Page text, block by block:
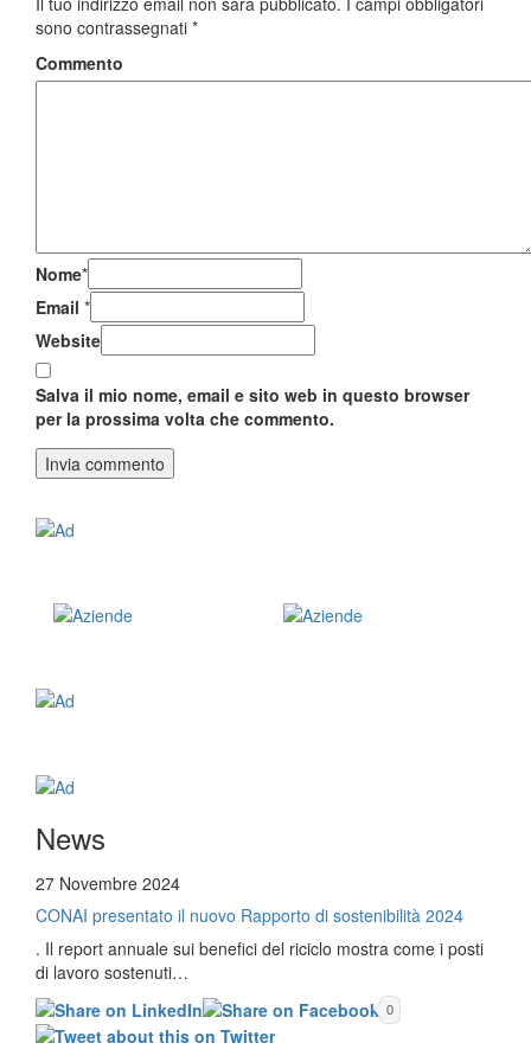
sono contrassegnati *
Commento
Nome*
Email *
Website
Salva il mio nome, email e sito web in questo browser
per la prossima volta che commento.
News
27 Novembre 2024
CONAI presentato il nuovo Rapporto di sostenibilità 2024
. Il report annuale sui benefici del riciclo mostra come i posti
di lavoro sostenuti…
0